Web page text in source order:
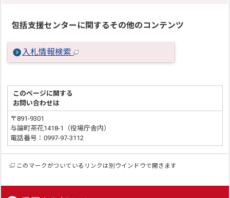
包括支援センターに関するその他のコンテンツ
入札情報検索
このページに関する
お問い合わせは
〒891-9301
与論町茶花1418-1（役場庁舎内）
電話番号：0997-97-3112
このマークがついているリンクは別ウインドウで開きます